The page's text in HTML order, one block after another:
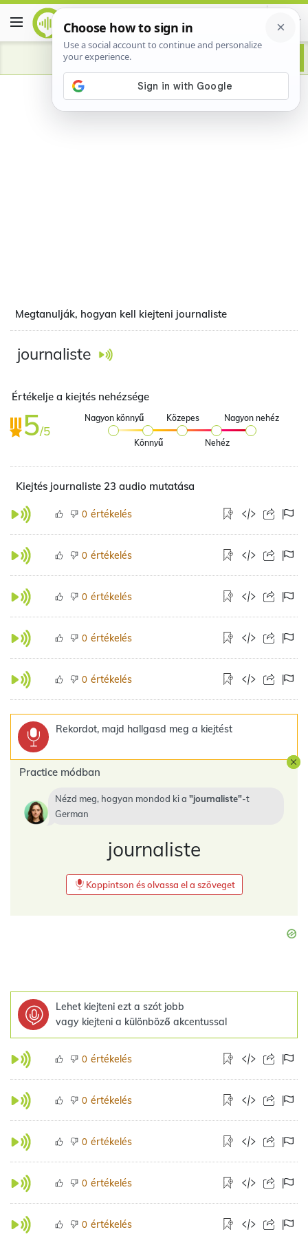
Advertisement
Megtanulják, hogyan kell kiejteni journaliste
journaliste
Értékelje a kiejtés nehézsége
5/5
Nagyon könnyű
Könnyű
Közepes
Nehéz
Nagyon nehéz
Kiejtés journaliste 23 audio mutatása
0 értékelés
0 értékelés
0 értékelés
0 értékelés
0 értékelés
Rekordot, majd hallgasd meg a kiejtést
Practice módban
Nézd meg, hogyan mondod ki a journaliste -t
German
journaliste
Koppintson és olvassa el a szöveget
Lehet kiejteni ezt a szót jobb
vagy kiejteni a különböző akcentussal
0 értékelés
0 értékelés
0 értékelés
0 értékelés
0 értékelés